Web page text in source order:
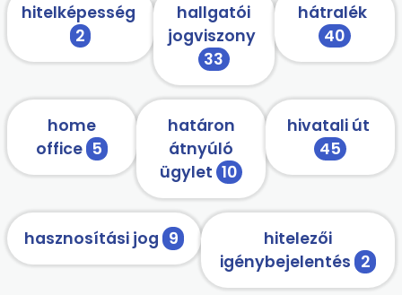
hitelképesség
2
hallgatói
jogviszony
33
hátralék
40
home
office 5
határon
átnyúló
ügylet 10
hivatali út
45
hasznosítási jog 9
hitelezői
igénybejelentés 2